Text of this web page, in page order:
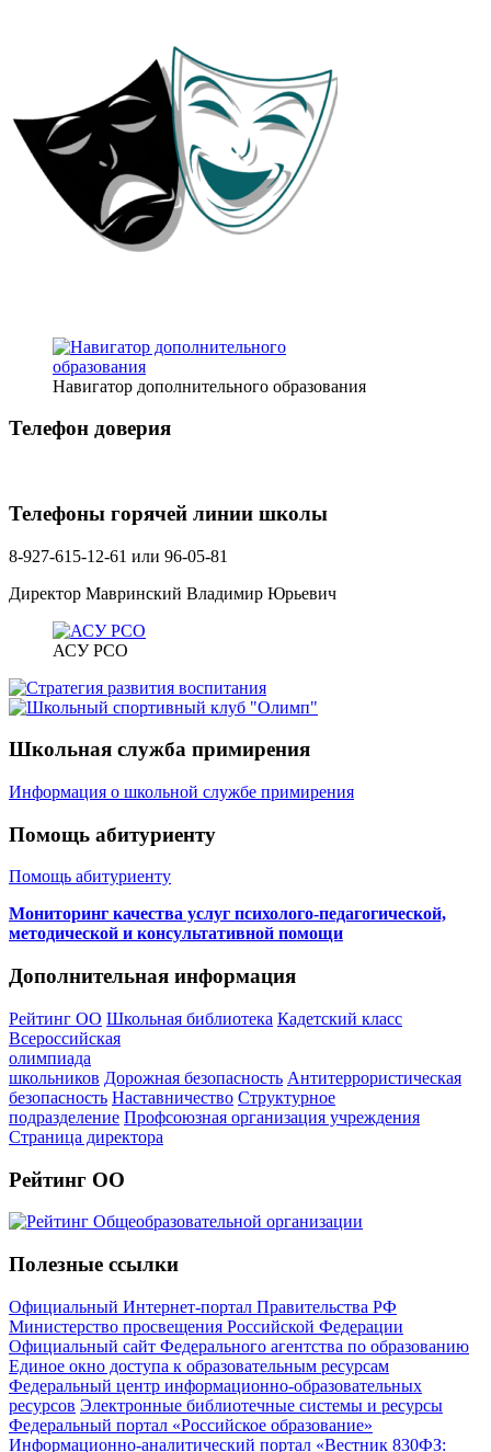
Навигатор дополнительного образования
Телефон доверия
Телефоны горячей линии школы
8-927-615-12-61 или 96-05-81
Директор Мавринский Владимир Юрьевич
АСУ РСО
Школьная служба примирения
Информация о школьной службе примирения
Помощь абитуриенту
Помощь абитуриенту
Мониторинг качества услуг психолого-педагогической,
методической и консультативной помощи
Дополнительная информация
Рейтинг ОО Школьная библиотека Кадетский класс
Всероссийская
олимпиада
школьников Дорожная безопасность Антитеррористическая
безопасность Наставничество Структурное
подразделение Профсоюзная организация учреждения
Страница директора
Рейтинг ОО
Полезные ссылки
Официальный Интернет-портал Правительства РФ
Министерство просвещения Российской Федерации
Официальный сайт Федерального агентства по образованию
Единое окно доступа к образовательным ресурсам
Федеральный центр информационно-образовательных
ресурсов Электронные библиотечные системы и ресурсы
Федеральный портал «Российское образование»
Информационно-аналитический портал «Вестник 830ФЗ: